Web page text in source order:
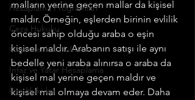
Hesaplama Programları
Ceza Hukuku
Gayrimenkul Hukuku
İnfaz ve Yatar Hesaplama
İcra Hukuku
malların yerine geçen mallar da kişisel
maldır. Örneğin, eşlerden birinin evlilik
öncesi sahip olduğu araba o eşin
kişisel maldır. Arabanın satışı ile aynı
bedelle yeni araba alınırsa o araba da
kişisel mal yerine geçen maldır ve
kişisel mal olmaya devam eder. Daha